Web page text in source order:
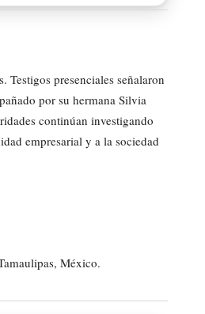
Testigos presenciales señalaron
por su hermana Silvia
continúan investigando
empresarial y a la sociedad
México.